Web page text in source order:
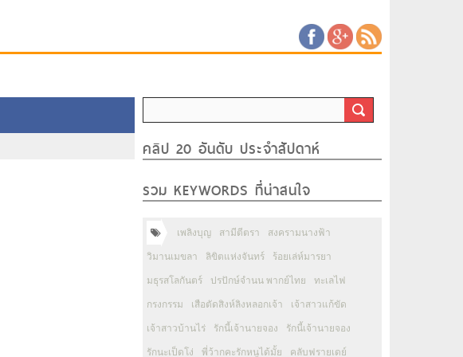
คลิป 20 อันดับ ประจำสัปดาห์
รวม KEYWORDS ที่น่าสนใจ
เพลิงบุญ สามีตีตรา สงครามนางฟ้า
วิมานเมขลา ลิขิตแห่งจันทร์ ร้อยเล่ห์มารยา
มธุรสโลกันตร์ ปรปักษ์จำนน พากย์ไทย ทะเลไฟ
กรงกรรม เสือตัดสิงห์ลิงหลอกเจ้า เจ้าสาวแก้ขัด
เจ้าสาวบ้านไร่ รักนี้เจ้านายจอง รักนี้เจ้านายจอง
รักนะเป็ดโง่ พี่ว้ากคะรักหนูได้มั้ย คลับฟรายเดย์